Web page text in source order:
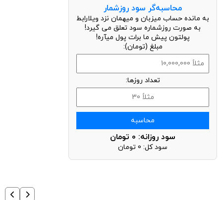
محاسبه‌گر سود روزشمار
به مانده حساب میزبان و میهمان نزد ویلارابط
به صورت روزشماره سود تعلق می گیرد!
پولتون پیش ما برات پول میآره!
مبلغ (تومان):
تعداد روزها:
محاسبه
سود روزانه: 0 تومان
سود کل: 0 تومان